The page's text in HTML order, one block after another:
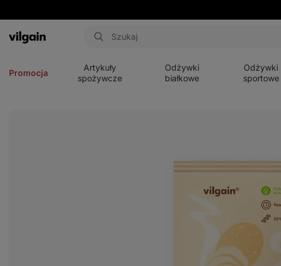
Aktin
Promocja
Artykuły
spożywcze
Odżywki
białkowe
Odżywki
sportowe